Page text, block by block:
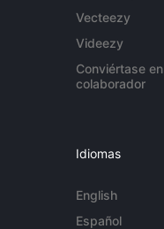
Vecteezy
Videezy
Conviértase en
colaborador
Idiomas
English
Español